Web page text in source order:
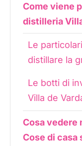
Come viene
distilleria
Le
distillare la
Le botti di
Villa de
Cosa vedere
Cose di casa